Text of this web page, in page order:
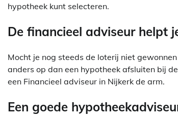
hypotheek kunt selecteren.
De financieel adviseur helpt
Mocht je nog steeds de loterij niet
anders op dan een hypotheek afsluiten bij de
een Financieel adviseur in Nijkerk de arm.
Een goede